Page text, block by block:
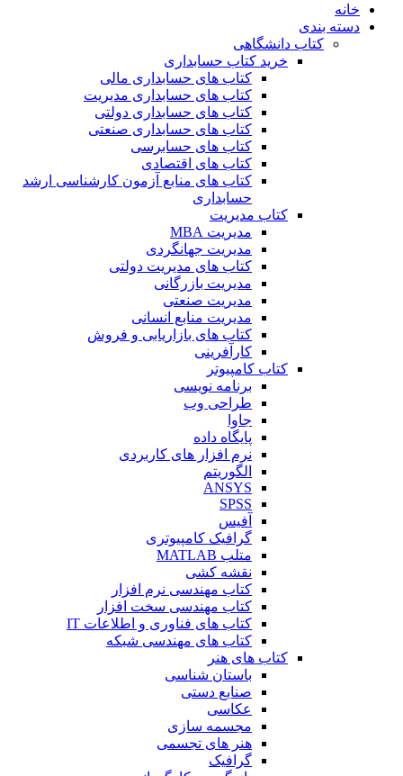
خانه
دسته بندی
کتاب دانشگاهی
خرید کتاب حسابداری
کتاب های حسابداری مالی
کتاب های حسابداری مدیریت
کتاب های حسابداری دولتی
کتاب های حسابداری صنعتی
کتاب های حسابرسی
کتاب های اقتصادی
کتاب های منابع آزمون کارشناسی ارشد
حسابداری
کتاب مدیریت
مدیریت MBA
مدیریت جهانگردی
کتاب های مدیریت دولتی
مدیریت بازرگانی
مدیریت صنعتی
مدیریت منابع انسانی
کتاب های بازاریابی و فروش
کارآفرینی
کتاب کامپیوتر
برنامه نویسی
طراحی وب
جاوا
پایگاه داده
نرم افزار های کاربردی
الگوریتم
ANSYS
SPSS
آفیس
گرافیک کامپیوتری
متلب MATLAB
نقشه کشی
کتاب مهندسی نرم افزار
کتاب مهندسی سخت افزار
کتاب های فناوری و اطلاعات IT
کتاب های مهندسی شبکه
کتاب های هنر
باستان شناسی
صنایع دستی
عکاسی
مجسمه سازی
هنر های تجسمی
گرافیک